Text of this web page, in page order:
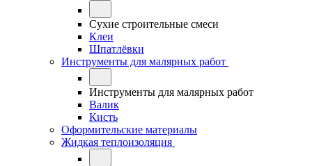
Сухие строительные смеси
Клеи
Шпатлёвки
Инструменты для малярных работ
Инструменты для малярных работ
Валик
Кисть
Оформительские материалы
Жидкая теплоизоляция